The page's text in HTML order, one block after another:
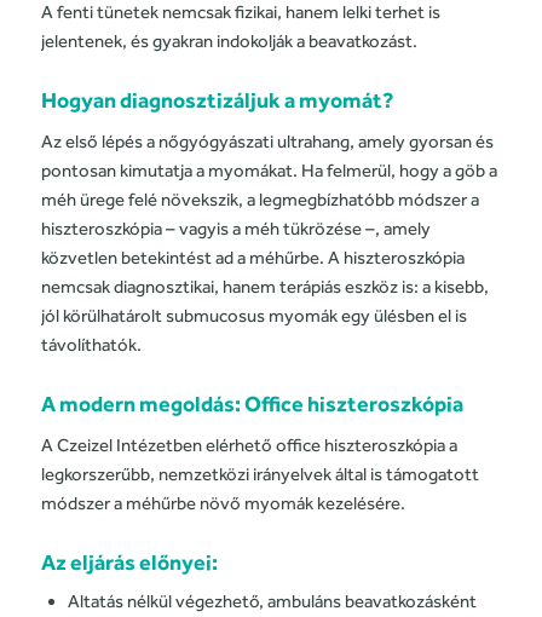
A fenti tünetek nemcsak fizikai, hanem lelki terhet is
jelentenek, és gyakran indokolják a beavatkozást.
Hogyan diagnosztizáljuk a myomát?
Az első lépés a nőgyógyászati ultrahang, amely gyorsan és
pontosan kimutatja a myomákat. Ha felmerül, hogy a göb a
méh ürege felé növekszik, a legmegbízhatóbb módszer a
hiszteroszkópia – vagyis a méh tükrözése –, amely
közvetlen betekintést ad a méhűrbe. A hiszteroszkópia
nemcsak diagnosztikai, hanem terápiás eszköz is: a kisebb,
jól körülhatárolt submucosus myomák egy ülésben el is
távolíthatók.
A modern megoldás:Office hiszteroszkópia
A Czeizel Intézetben elérhető office hiszteroszkópia a
legkorszerűbb, nemzetközi irányelvek által is támogatott
módszer a méhűrbe növő myomák kezelésére.
Az eljárás előnyei:
Altatás nélkül végezhető, ambuláns beavatkozásként